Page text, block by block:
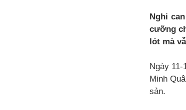
Nghi
cưỡng
lót mà
Ngày
Minh
sản.